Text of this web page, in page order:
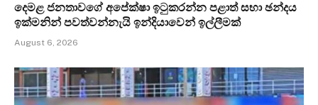
දෙමළ ජනතාවගේ අපේක්ෂා ඉටුකරන්න පළාත් සභා ඡන්දය
ඉක්මනින් පවත්වන්නැයි ඉන්දියාවෙන් ඉල්ලීමක්
August 6, 2026